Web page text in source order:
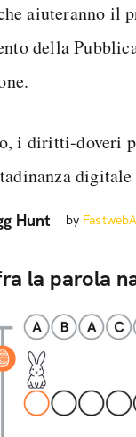
aiuteranno il
della
i diritti-doveri
Hunt by
la parola